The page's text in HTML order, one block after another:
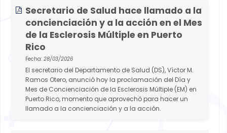
Secretario de Salud hace llamado a la
concienciación y a la acción en el Mes
de la Esclerosis Múltiple en Puerto
Rico
Fecha: 28/03/2026
El secretario del Departamento de Salud (DS), Víctor M.
Ramos Otero, anunció hoy la proclamación del Día y
Mes de Concienciación de la Esclerosis Múltiple (EM) en
Puerto Rico, momento que aprovechó para hacer un
llamado a la concienciación y a la acción.